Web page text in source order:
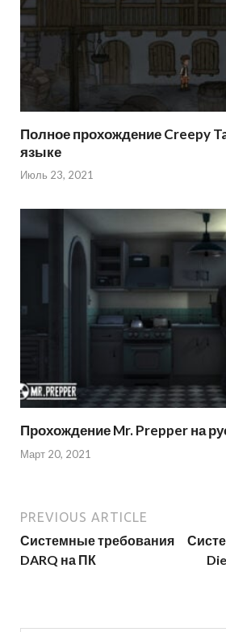
Полное прохождение Creepy
языке
Июль 23, 2021
Прохождение Mr. Prepper на
Март 20, 2021
PREVIOUS ARTICLE
Системные требования
DARQ на ПК